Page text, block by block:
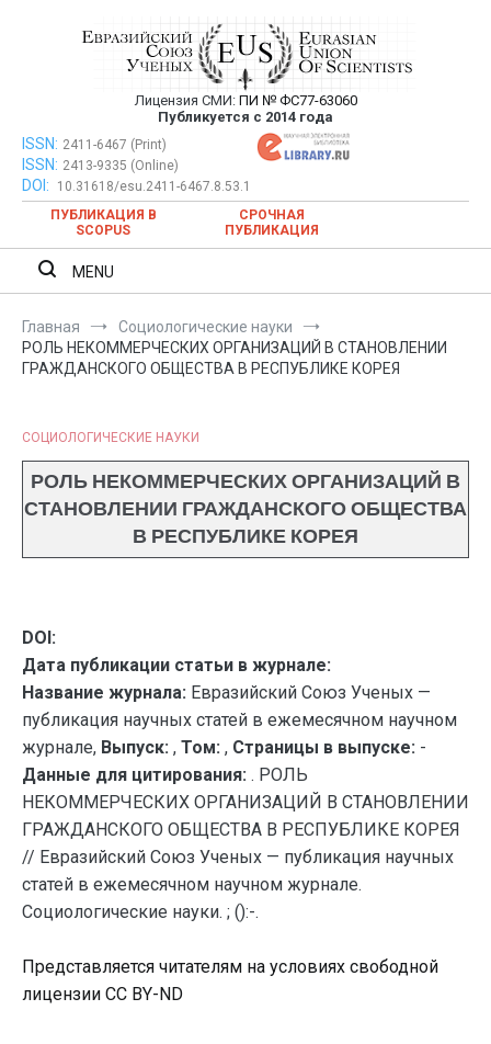
Евразийский Союз Ученых —
публикация научных статей в
ежемесячном научном журнале
Лицензия СМИ: ПИ № ФС77-63060
Публикуется с 2014 года
Евразийский Союз Ученых — публикация научных статей в
ежемесячном научном журнале
ISSN: 2411-6467 (Print)
ISSN: 2413-9335 (Online)
DOI:
10.31618/esu.2411-6467.8.53.1
ПУБЛИКАЦИЯ В
SCOPUS
СРОЧНАЯ
ПУБЛИКАЦИЯ
MENU
Главная
Социологические науки
РОЛЬ НЕКОММЕРЧЕСКИХ ОРГАНИЗАЦИЙ В СТАНОВЛЕНИИ
ГРАЖДАНСКОГО ОБЩЕСТВА В РЕСПУБЛИКЕ КОРЕЯ
СОЦИОЛОГИЧЕСКИЕ НАУКИ
РОЛЬ НЕКОММЕРЧЕСКИХ ОРГАНИЗАЦИЙ В
СТАНОВЛЕНИИ ГРАЖДАНСКОГО ОБЩЕСТВА
В РЕСПУБЛИКЕ КОРЕЯ
DOI:
Дата публикации статьи в журнале:
Название журнала: Евразийский Союз Ученых —
публикация научных статей в ежемесячном научном
журнале, Выпуск: , Том: , Страницы в выпуске: -
Данные для цитирования: . РОЛЬ
НЕКОММЕРЧЕСКИХ ОРГАНИЗАЦИЙ В СТАНОВЛЕНИИ
ГРАЖДАНСКОГО ОБЩЕСТВА В РЕСПУБЛИКЕ КОРЕЯ
// Евразийский Союз Ученых — публикация научных
статей в ежемесячном научном журнале.
Социологические науки. ; ():-.
Представляется читателям на условиях свободной
лицензии CC BY-ND